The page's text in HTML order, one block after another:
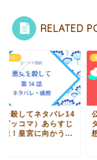
RELATED
タバレ
を殺してネタバレ14
ピッコマ）あらすじ
想！皇宮に向かう...